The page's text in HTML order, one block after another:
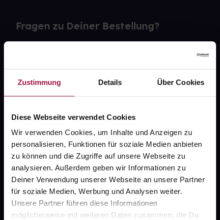
Zustimmung Details Über Cookies
Diese Webseite verwendet Cookies
Wir verwenden Cookies, um Inhalte und Anzeigen zu
personalisieren, Funktionen für soziale Medien anbieten
zu können und die Zugriffe auf unsere Webseite zu
analysieren. Außerdem geben wir Informationen zu
Deiner Verwendung unserer Webseite an unsere Partner
für soziale Medien, Werbung und Analysen weiter.
Unsere Partner führen diese Informationen
möglicherweise mit weiteren Daten zusammen, die Du
Fragen zu Deiner Bestellung?
gesund.de
Über uns
Karriere
Newsletter